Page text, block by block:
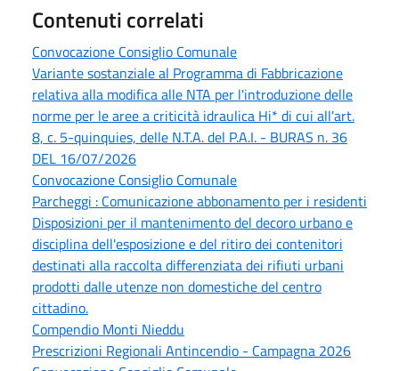
Contenuti correlati
Convocazione Consiglio Comunale
Variante sostanziale al Programma di Fabbricazione
relativa alla modifica alle NTA per l'introduzione delle
norme per le aree a criticità idraulica Hi* di cui all'art.
8, c. 5-quinquies, delle N.T.A. del P.A.I. - BURAS n. 36
DEL 16/07/2026
Convocazione Consiglio Comunale
Parcheggi : Comunicazione abbonamento per i residenti
Disposizioni per il mantenimento del decoro urbano e
disciplina dell'esposizione e del ritiro dei contenitori
destinati alla raccolta differenziata dei rifiuti urbani
prodotti dalle utenze non domestiche del centro
cittadino.
Compendio Monti Nieddu
Prescrizioni Regionali Antincendio - Campagna 2026